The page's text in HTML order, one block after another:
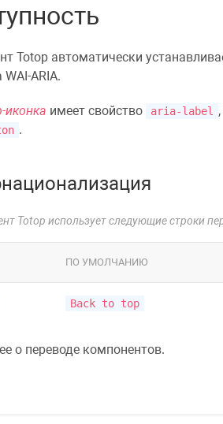
Totop автоматически
ARIA.
иконка имеет свойство aria-label
.
Totop использует следующие строки
ПО УМОЛЧАНИЮ
Back to top
о переводе компонентов.